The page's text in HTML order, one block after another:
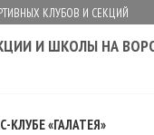
КЛУБОВ И СЕКЦИЙ
И ШКОЛЫ НА
«ГАЛАТЕЯ»